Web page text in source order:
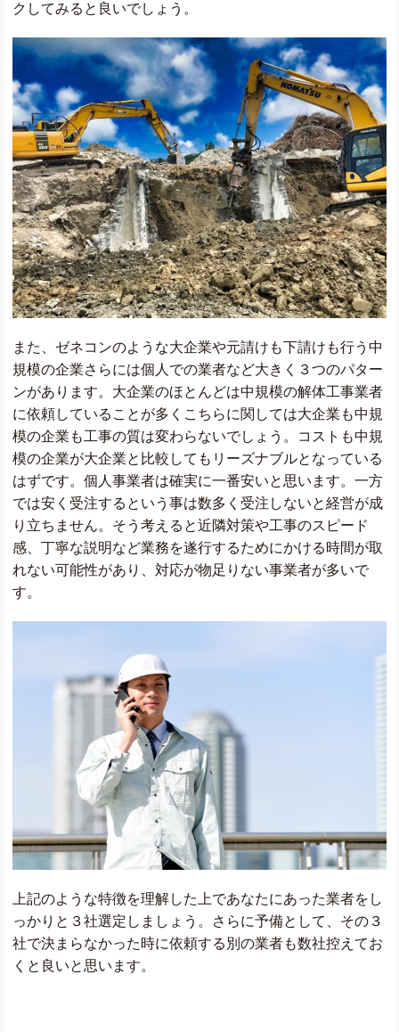
クしてみると良いでしょう。
また、ゼネコンのような大企業や元請けも下請けも行う中
規模の企業さらには個人での業者など大きく３つのパター
ンがあります。大企業のほとんどは中規模の解体工事業者
に依頼していることが多くこちらに関しては大企業も中規
模の企業も工事の質は変わらないでしょう。コストも中規
模の企業が大企業と比較してもリーズナブルとなっている
はずです。個人事業者は確実に一番安いと思います。一方
では安く受注するという事は数多く受注しないと経営が成
り立ちません。そう考えると近隣対策や工事のスピード
感、丁寧な説明など業務を遂行するためにかける時間が取
れない可能性があり、対応が物足りない事業者が多いで
す。
上記のような特徴を理解した上であなたにあった業者をし
っかりと３社選定しましょう。さらに予備として、その３
社で決まらなかった時に依頼する別の業者も数社控えてお
くと良いと思います。